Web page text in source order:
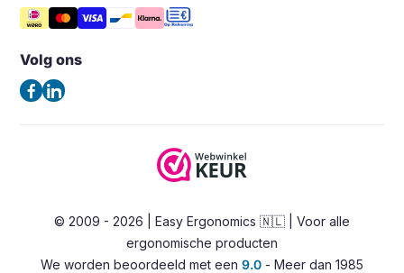
Veelgestelde vragen – FAQ
Algemene voorwaarden
Privacybeleid
Vergelijk producten
Steunen
Verlichting
Ergonomische bureaustoelen
Zit-sta bureaus
Noord Brabantlaan 303
Nederland
(Geen bezoekadres)
info@easy-ergonomics.nl
Volg ons
© 2009 - 2026 | Easy Ergonomics 🇳🇱 | Voor alle
ergonomische producten
We worden beoordeeld met een 9.0 - Meer dan 1985